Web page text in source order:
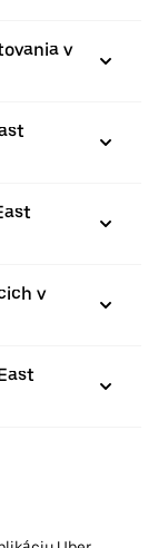
v
v